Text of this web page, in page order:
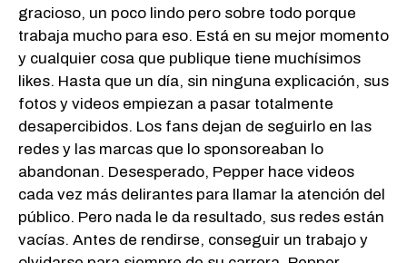
gracioso, un poco lindo pero sobre todo porque
trabaja mucho para eso. Está en su mejor momento
y cualquier cosa que publique tiene muchísimos
likes. Hasta que un día, sin ninguna explicación, sus
fotos y videos empiezan a pasar totalmente
desapercibidos. Los fans dejan de seguirlo en las
redes y las marcas que lo sponsoreaban lo
abandonan. Desesperado, Pepper hace videos
cada vez más delirantes para llamar la atención del
público. Pero nada le da resultado, sus redes están
vacías. Antes de rendirse, conseguir un trabajo y